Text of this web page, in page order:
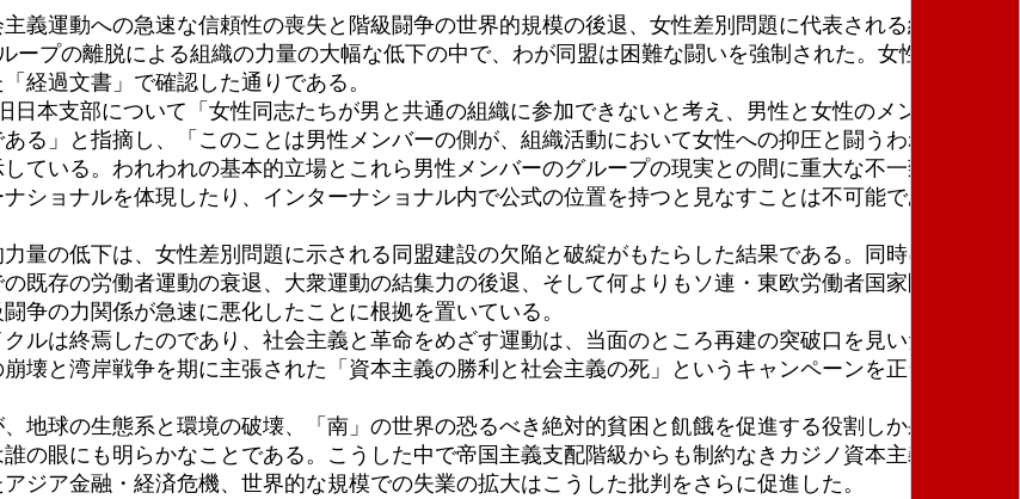
運動への急速な信頼性の喪失と階級闘争の世界的規模の後退、女性差別問題に代表される組織建設
プの離脱による組織の力量の大幅な低下の中で、わが同盟は困難な闘いを強制された。女性差別問題
経過文書」で確認した通りである。
本支部について「女性同志たちが男と共通の組織に参加できないと考え、男性と女性のメンバーが
る」と指摘し、「このことは男性メンバーの側が、組織活動において女性への抑圧と闘うわれわれの
ている。われわれの基本的立場とこれら男性メンバーのグループの現実との間に重大な不一致があ
ショナルを体現したり、インターナショナル内で公式の位置を持つと見なすことは不可能である」と
量の低下は、女性差別問題に示される同盟建設の欠陥と破綻がもたらした結果である。同時にそれ
既存の労働者運動の衰退、大衆運動の結集力の後退、そして何よりもソ連・東欧労働者国家圏のスタ
争の力関係が急速に悪化したことに根拠を置いている。
は終焉したのであり、社会主義と革命をめざす運動は、当面のところ再建の突破口を見いだしえて
壊と湾岸戦争を期に主張された「資本主義の勝利と社会主義の死」というキャンペーンを正当化する
球の生態系と環境の破壊、「南」の世界の恐るべき絶対的貧困と飢餓を促進する役割しか果たせ
の眼にも明らかなことである。こうした中で帝国主義支配階級からも制約なきカジノ資本主義、「市
ジア金融・経済危機、世界的な規模での失業の拡大はこうした批判をさらに促進した。